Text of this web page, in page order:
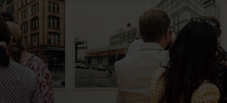
Veranstaltungskalender
Wochenprogramm
adidas
Gastein Classics
Die Nord - Das
Wellness & Entspannung
Kunst,